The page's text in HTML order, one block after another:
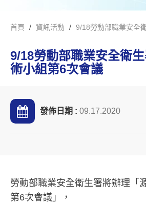
首頁 資訊活動 9/18勞動部職業安全
9/18勞動部職業安全衛
術小組第6次會議
發佈日期 : 09.17.2020
勞動部職業安全衛生署將辦理「
第6次會議」，